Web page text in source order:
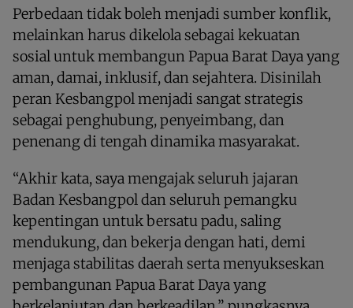
Perbedaan tidak boleh menjadi sumber konflik,
melainkan harus dikelola sebagai kekuatan
sosial untuk membangun Papua Barat Daya yang
aman, damai, inklusif, dan sejahtera. Disinilah
peran Kesbangpol menjadi sangat strategis
sebagai penghubung, penyeimbang, dan
penenang di tengah dinamika masyarakat.
“Akhir kata, saya mengajak seluruh jajaran
Badan Kesbangpol dan seluruh pemangku
kepentingan untuk bersatu padu, saling
mendukung, dan bekerja dengan hati, demi
menjaga stabilitas daerah serta menyukseskan
pembangunan Papua Barat Daya yang